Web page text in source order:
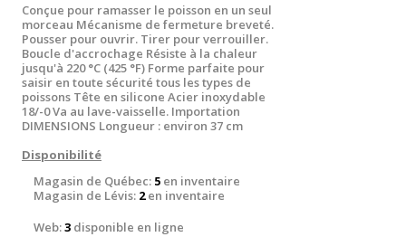
Conçue pour ramasser le poisson en un seul
morceau Mécanisme de fermeture breveté.
Pousser pour ouvrir. Tirer pour verrouiller.
Boucle d'accrochage Résiste à la chaleur
jusqu'à 220 °C (425 °F) Forme parfaite pour
saisir en toute sécurité tous les types de
poissons Tête en silicone Acier inoxydable
18/-0 Va au lave-vaisselle. Importation
DIMENSIONS Longueur : environ 37 cm
Disponibilité
Magasin de Québec: 5 en inventaire
Magasin de Lévis: 2en inventaire
Web:3 disponible en ligne